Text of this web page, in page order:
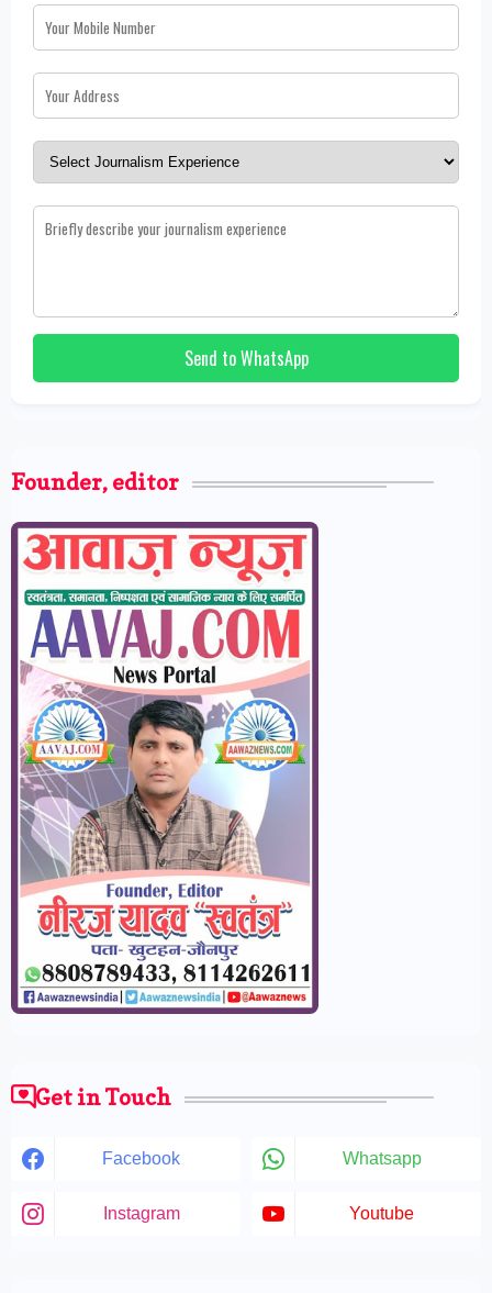
Send to WhatsApp
Founder, editor
Get in Touch
Facebook Whatsapp
Instagram Youtube